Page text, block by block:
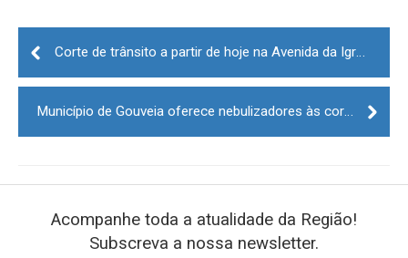
Post
navigation
Corte de trânsito a partir de hoje na Avenida da Igreja – Guarda Gare
Município de Gouveia oferece nebulizadores às corporações de bombeiros do concelho
Acompanhe toda a atualidade da Região!
Subscreva a nossa newsletter.